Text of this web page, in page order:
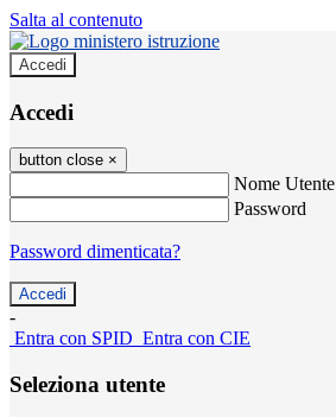
Salta al contenuto
Accedi
Accedi
button close ×
Nome Utente
Password
Password dimenticata?
-
Entra con SPID Entra con CIE
Seleziona utente